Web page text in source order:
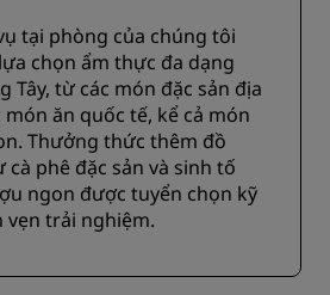
tại phòng của chúng tôi
chọn ẩm thực đa dạng
Tây, từ các món đặc sản địa
ăn quốc tế, kể cả món
Thưởng thức thêm đồ
cà phê đặc sản và sinh tố
ngon được tuyển chọn kỹ
vẹn trải nghiệm.